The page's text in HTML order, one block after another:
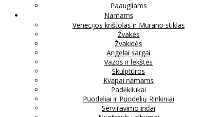
Paaugliams
Namams
Venecijos krištolas ir Murano stiklas
Žvakės
Žvakidės
Angelai sargai
Vazos ir lėkštės
Skulptūros
Kvapai namams
Padėkliukai
Puodeliai ir Puodelių Rinkiniai
Serviravimo indai